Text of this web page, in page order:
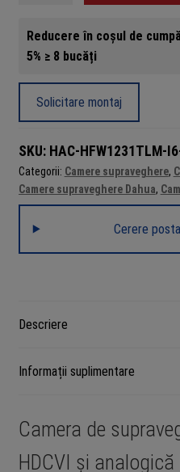
supraveghere
exterior
Dahua
HAC-
HFW1231TLM-
A-
0360B,
Starlight,
Reducere în coșul de
5% ≥ 8 bucăți
Solicitare montaj
SKU: HAC-HFW1231TLM-
Categorii: Camere supraveghere,
Camere supraveghere Dahua,
Cerere
Descriere
Informații suplimentare
Camera de
HDCVI și